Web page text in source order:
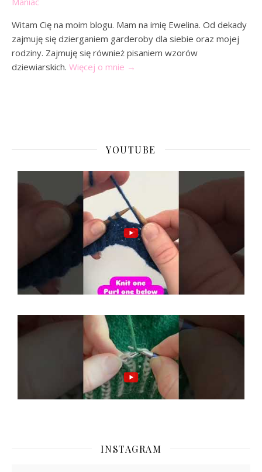
Witam Cię na moim blogu. Mam na imię Ewelina. Od dekady
zajmuję się dzierganiem garderoby dla siebie oraz mojej
rodziny. Zajmuję się również pisaniem wzorów
dziewiarskich. Więcej o mnie →
YOUTUBE
INSTAGRAM